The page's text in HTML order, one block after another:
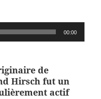
00:00
de
Hirsch fut un
actif